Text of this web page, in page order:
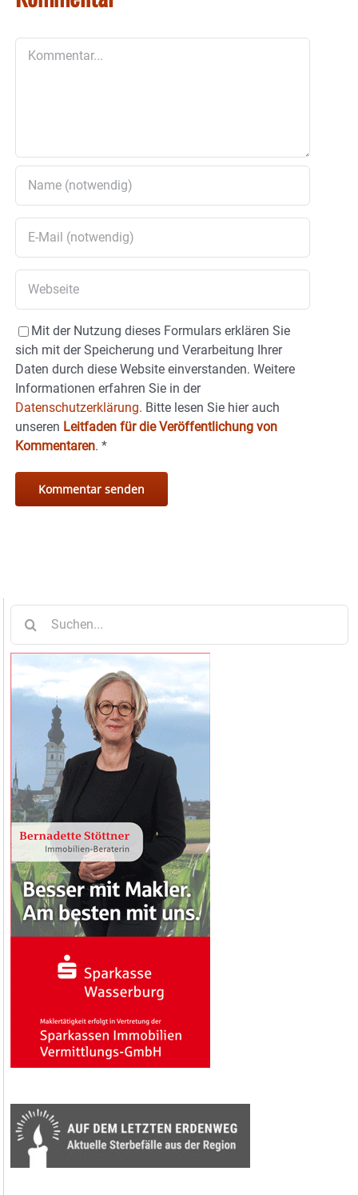
Mit der Nutzung dieses Formulars erklären Sie
sich mit der Speicherung und Verarbeitung Ihrer
Daten durch diese Website einverstanden. Weitere
Informationen erfahren Sie in der
Datenschutzerklärung. Bitte lesen Sie hier auch
unseren Leitfaden für die Veröffentlichung von
Kommentaren. *
nach: